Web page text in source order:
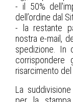
- il 50%
dell’ordine dal
- la restante
nostra e-mail,
spedizione. In
risarcimento del
La